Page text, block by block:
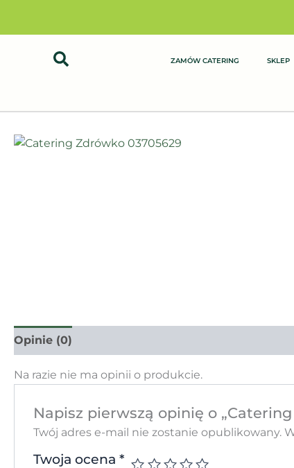
ZAMÓW CATERING SKLEP
Opinie (0)
Na razie nie ma opinii o produkcie.
Napisz pierwszą opinię o
Twój adres e-mail nie zostanie opublikowany.
Twoja ocena *